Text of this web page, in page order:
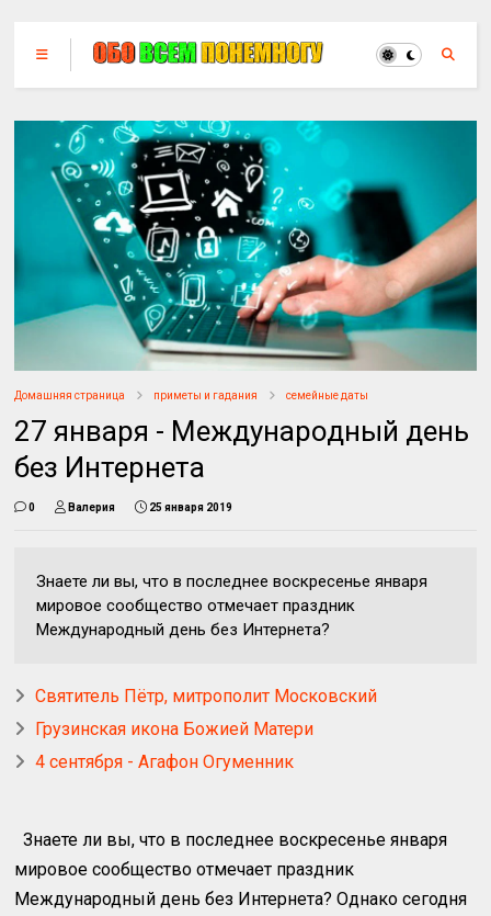
Домашняя страница приметы и гадания семейные даты
27 января - Международный день
без Интернета
0 Валерия 25 января 2019
Знаете ли вы, что в последнее воскресенье января
мировое сообщество отмечает праздник
Международный день без Интернета?
Святитель Пётр, митрополит Московский
Грузинская икона Божией Матери
4 сентября - Агафон Огуменник
Знаете ли вы, что в последнее воскресенье января
мировое сообщество отмечает праздник
Международный день без Интернета? Однако сегодня